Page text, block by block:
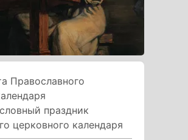
Православного
праздник
церковного календаря